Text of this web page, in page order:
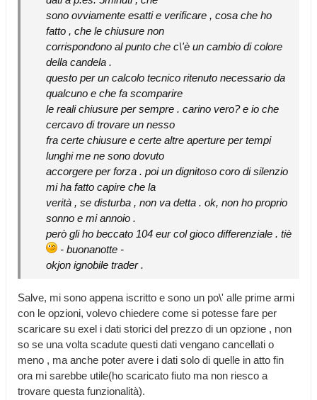
sono ovviamente esatti e verificare , cosa che ho
fatto , che le chiusure non
corrispondono al punto che c\'è un cambio di colore
della candela .
questo per un calcolo tecnico ritenuto necessario da
qualcuno e che fa scomparire
le reali chiusure per sempre . carino vero? e io che
cercavo di trovare un nesso
fra certe chiusure e certe altre aperture per tempi
lunghi me ne sono dovuto
accorgere per forza . poi un dignitoso coro di silenzio
mi ha fatto capire che la
verità , se disturba , non va detta . ok, non ho proprio
sonno e mi annoio .
però gli ho beccato 104 eur col gioco differenziale . tiè
- buonanotte -
okjon ignobile trader .
Salve, mi sono appena iscritto e sono un po\' alle prime armi
con le opzioni, volevo chiedere come si potesse fare per
scaricare su exel i dati storici del prezzo di un opzione , non
so se una volta scadute questi dati vengano cancellati o
meno , ma anche poter avere i dati solo di quelle in atto fin
ora mi sarebbe utile(ho scaricato fiuto ma non riesco a
trovare questa funzionalità).